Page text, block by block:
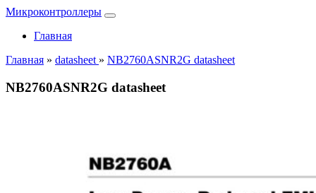
Микроконтроллеры
Главная
Главная » datasheet » NB2760ASNR2G datasheet
NB2760ASNR2G datasheet